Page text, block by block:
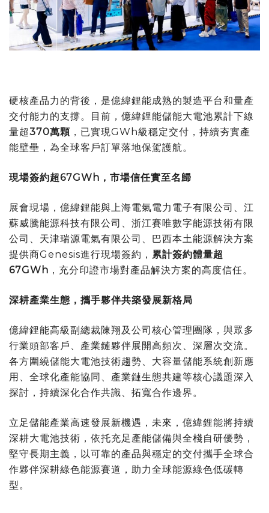
硬核產品力的背後，是億緯鋰能成熟的製造平台和量產
交付能力的支撐。目前，億緯鋰能儲能大電池累計下線
量超370萬顆 ，已實現GWh級穩定交付，持續夯實產
能壁壘，為全球客戶訂單落地保駕護航。
現場簽約超67GWh ，市場信任實至名歸
展會現場，億緯鋰能與上海電氣電力電子有限公司、江
蘇威騰能源科技有限公司、浙江賽唯數字能源技術有限
公司、天津瑞源電氣有限公司、巴西本土能源解決方案
提供商Genesis進行現場簽約， 累計簽約體量超
67GWh ，充分印證市場對產品解決方案的高度信任。
深耕產業生態，攜手夥伴共築發展新格局
億緯鋰能高級副總裁陳翔及公司核心管理團隊，與眾多
行業頭部客戶、產業鏈夥伴展開高頻次、深層次交流。
各方圍繞儲能大電池技術趨勢、大容量儲能系統創新應
用、全球化產能協同、產業鏈生態共建等核心議題深入
探討，持續深化合作共識、拓寬合作邊界。
立足儲能產業高速發展新機遇，未來，億緯鋰能將持續
深耕大電池技術，依托充足產能儲備與全棧自研優勢，
堅守長期主義，以可靠的產品與穩定的交付攜手全球合
作夥伴深耕綠色能源賽道，助力全球能源綠色低碳轉
型。